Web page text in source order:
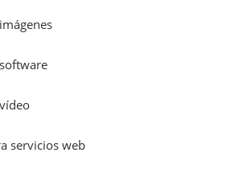
servicios web